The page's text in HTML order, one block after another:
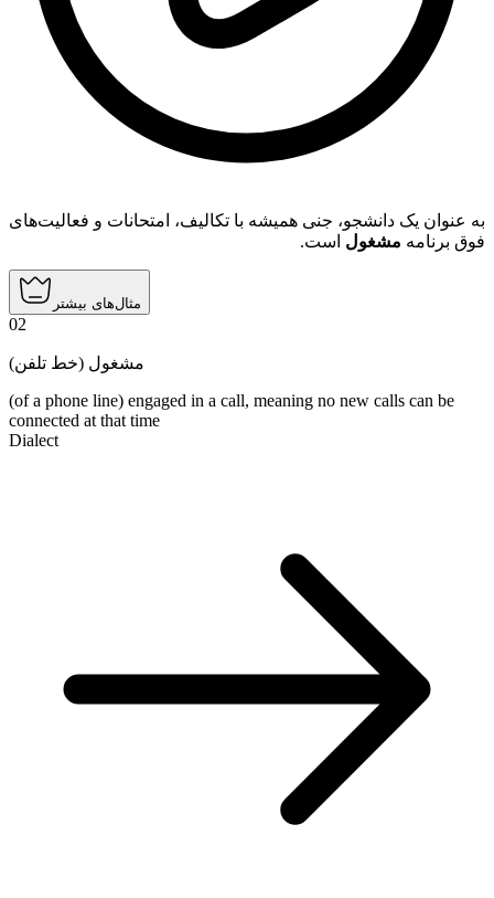
به عنوان یک دانشجو، جنی همیشه با تکالیف، امتحانات و فعالیت‌های
فوق برنامه مشغول است.
مثال‌های بیشتر
02
مشغول (خط تلفن)
(of a phone line) engaged in a call, meaning no new calls can be
connected at that time
Dialect